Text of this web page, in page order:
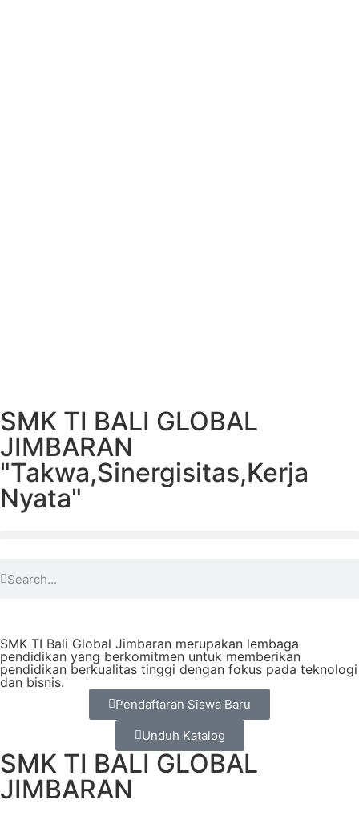
SMK TI BALI GLOBAL
JIMBARAN
"Takwa,Sinergisitas,Kerja
Nyata"
SMK TI Bali Global Jimbaran merupakan lembaga
pendidikan yang berkomitmen untuk memberikan
pendidikan berkualitas tinggi dengan fokus pada teknologi
dan bisnis.
Pendaftaran Siswa Baru
Unduh Katalog
SMK TI BALI GLOBAL
JIMBARAN